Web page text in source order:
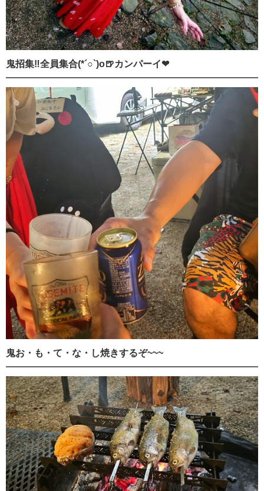
鬼招集‼️全員集合(*´○`)o🍺カンパーイ❤
鬼お・も・て・な・し焼きするぞ~~~